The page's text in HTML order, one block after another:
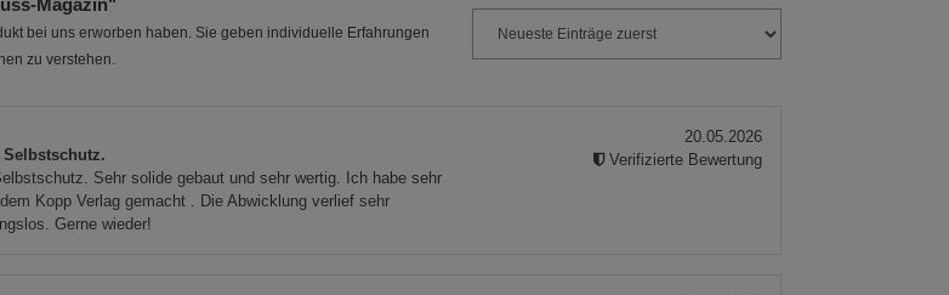
Magazin"
bei uns erworben haben. Sie geben individuelle Erfahrungen
zu verstehen.
Sehr solide gebaut und sehr wertig. Ich habe sehr
Kopp Verlag gemacht . Die Abwicklung verlief sehr
Gerne wieder!
20.05.2026
Verifizierte Bewertung